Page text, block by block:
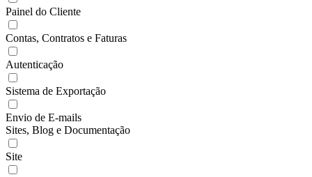
Painel do Cliente
Contas, Contratos e Faturas
Autenticação
Sistema de Exportação
Envio de E-mails
Sites, Blog e Documentação
Site